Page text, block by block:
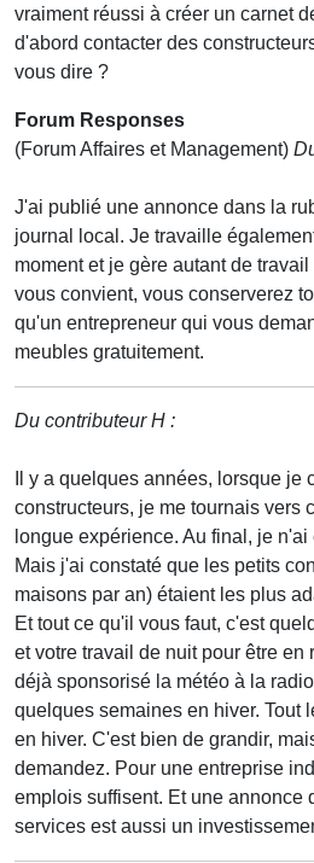
vraiment réussi à créer un carnet
d'abord contacter des
vous dire ?
Forum Responses
(Forum Affaires et Management)
J'ai publié une annonce dans la
journal local. Je travaille
moment et je gère autant de
vous convient, vous conserverez
qu'un entrepreneur qui vous
meubles gratuitement.
Du contributeur H :
Il y a quelques années, lorsque je
constructeurs, je me tournais vers
longue expérience. Au final, je
Mais j'ai constaté que les petits
maisons par an) étaient les plus
Et tout ce qu'il vous faut, c'est
et votre travail de nuit pour être en
déjà sponsorisé la météo à la
quelques semaines en hiver. Tout
en hiver. C'est bien de grandir,
demandez. Pour une entreprise
emplois suffisent. Et une annonce
services est aussi un